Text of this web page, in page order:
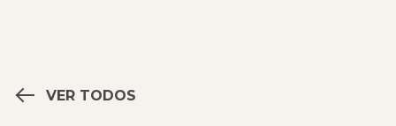
VER TODOS